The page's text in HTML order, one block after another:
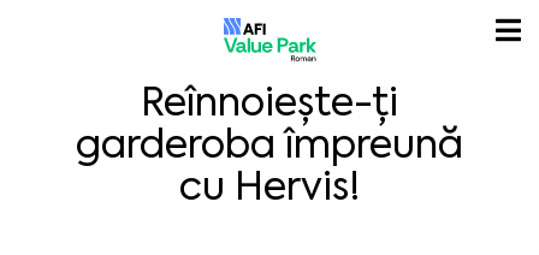
Reînnoiește-ți
garderoba împreună
cu Hervis!